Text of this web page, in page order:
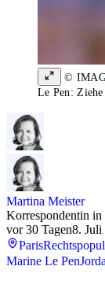
©
Le Pen:
Martina Meister
Korrespondentin in
vor 30 Tagen8. Juli
Paris
Marine Le Pen